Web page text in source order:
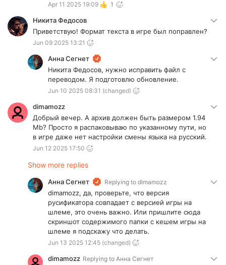
Apr 11 2025 19:09 1
Никита Федосов
Приветствую! Формат текста в игре был поправлен?
Jun 09 2025 13:21
Анна Сегнет
Никита Федосов, нужно исправить файл с
переводом. Я подготовлю обновление.
Jun 10 2025 08:31 (changed)
dimamozz
Добрый вечер. А архив должен быть размером 1.94
Mb? Просто я распаковываю по указанному пути, но
в игре даже нет настройки смены языка на русский.
Jun 12 2025 17:50
Show more replies
Анна Сегнет Replying to dimamozz
dimamozz, да, проверьте, что версия
русификатора совпадает с версией игры на
шлеме, это очень важно. Или пришлите сюда
скриншот содержимого папки с кешем игры на
шлеме я подскажу что делать.
Jun 13 2025 12:45 (changed)
dimamozz Replying to Анна Сегнет